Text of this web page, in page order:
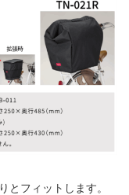
とフィットします。